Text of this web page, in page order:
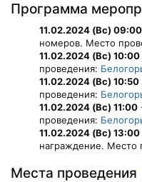
Программа
11.02.2024 (Вс) 09:00
номеров. Место
11.02.2024 (Вс) 10:00
проведения:
11.02.2024 (Вс) 10:50
проведения:
11.02.2024 (Вс) 11:00
проведения:
11.02.2024 (Вс) 13:00
награждение. Место
Места проведения